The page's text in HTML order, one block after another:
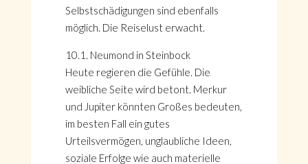
Selbstschädigungen sind ebenfalls
möglich. Die Reiselust erwacht.
10.1. Neumond in Steinbock
Heute regieren die Gefühle. Die
weibliche Seite wird betont. Merkur
und Jupiter könnten Großes bedeuten,
im besten Fall ein gutes
Urteilsvermögen, unglaubliche Ideen,
soziale Erfolge wie auch materielle